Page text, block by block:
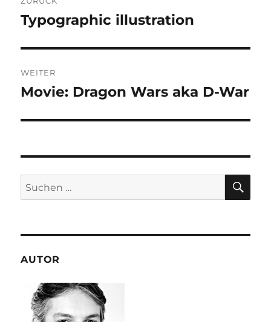
Vorheriger
Typographic illustration
WEITER
Nächster
Movie: Dragon Wars aka D-War
Suchen
nach:
AUTOR